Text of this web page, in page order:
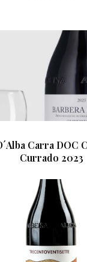
Carra DOC
Currado 2023